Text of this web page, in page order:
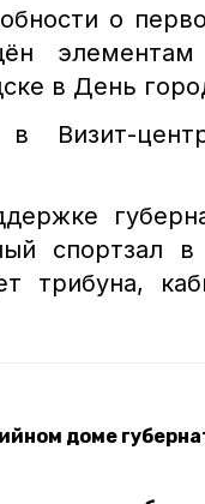
о
элементам
в День
Визит-
спортзал
трибуна,
доме